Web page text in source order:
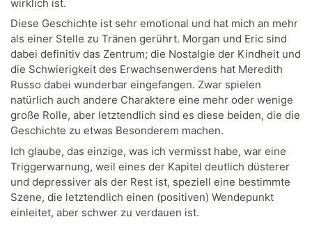
wirklich ist.
Diese Geschichte ist sehr emotional und hat mich an mehr
als einer Stelle zu Tränen gerührt. Morgan und Eric sind
dabei definitiv das Zentrum; die Nostalgie der Kindheit und
die Schwierigkeit des Erwachsenwerdens hat Meredith
Russo dabei wunderbar eingefangen. Zwar spielen
natürlich auch andere Charaktere eine mehr oder wenige
große Rolle, aber letztendlich sind es diese beiden, die die
Geschichte zu etwas Besonderem machen.
Ich glaube, das einzige, was ich vermisst habe, war eine
Triggerwarnung, weil eines der Kapitel deutlich düsterer
und depressiver als der Rest ist, speziell eine bestimmte
Szene, die letztendlich einen (positiven) Wendepunkt
einleitet, aber schwer zu verdauen ist.